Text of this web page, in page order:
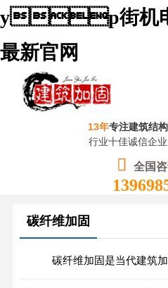
yp街机电
最新官网
13年专注建筑结
行业十佳诚信企
全国
碳纤维加固
碳纤维加固是当代建筑